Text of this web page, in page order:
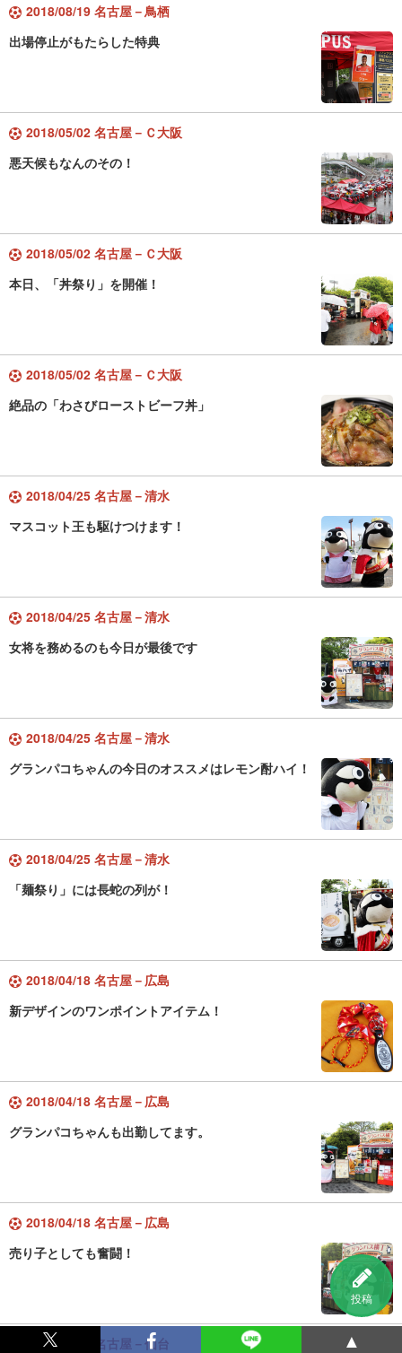
投稿
2018/08/19 名古屋－鳥栖
出場停止がもたらした特典
2018/05/02 名古屋－Ｃ大阪
悪天候もなんのその！
2018/05/02 名古屋－Ｃ大阪
本日、「丼祭り」を開催！
2018/05/02 名古屋－Ｃ大阪
絶品の「わさびローストビーフ丼」
2018/04/25 名古屋－清水
マスコット王も駆けつけます！
2018/04/25 名古屋－清水
女将を務めるのも今日が最後です
2018/04/25 名古屋－清水
グランパコちゃんの今日のオススメはレモン酎ハイ！
2018/04/25 名古屋－清水
「麺祭り」には長蛇の列が！
2018/04/18 名古屋－広島
新デザインのワンポイントアイテム！
2018/04/18 名古屋－広島
グランパコちゃんも出勤してます。
2018/04/18 名古屋－広島
売り子としても奮闘！
2018/04/11 名古屋－仙台 ▲